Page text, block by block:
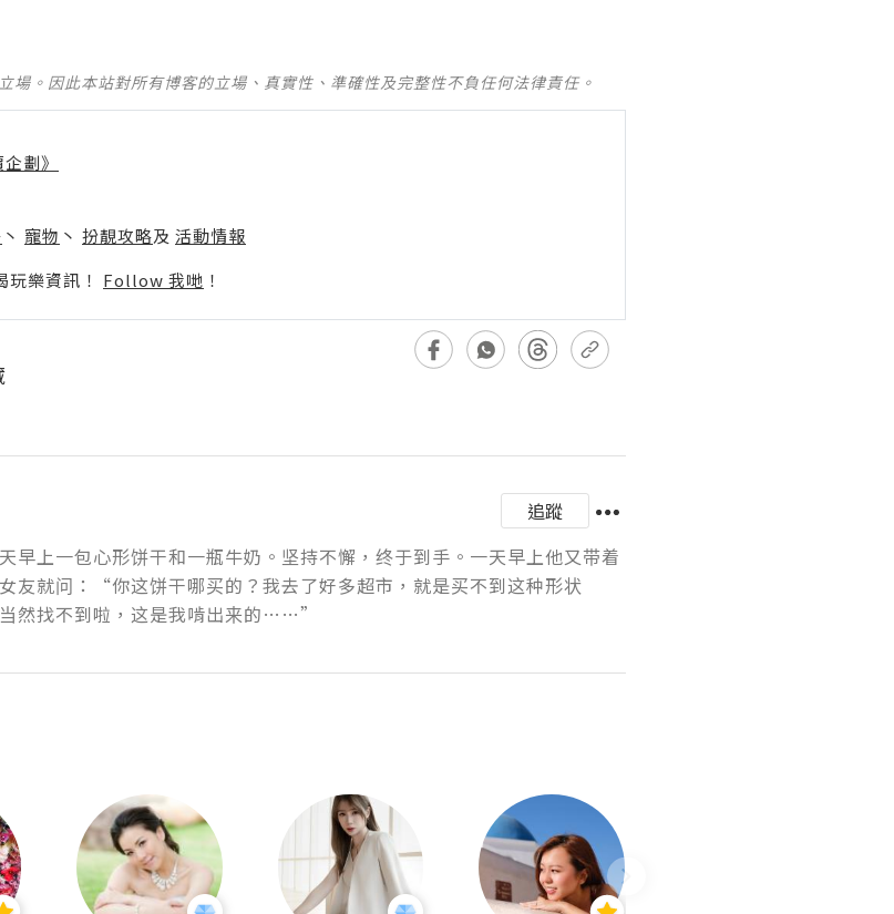
場。因此本站對所有博客的立場、真實性、準確性及完整性不負任何法律責任。
劃》
丶 寵物 丶 扮靚攻略及 活動情報
樂資訊！ Follow 我哋 ！
追蹤
早上一包心形饼干和一瓶牛奶。坚持不懈，终于到手。一天早上他又带着
友就问：“你这饼干哪买的？我去了好多超市，就是买不到这种形状
然找不到啦，这是我啃出来的……”